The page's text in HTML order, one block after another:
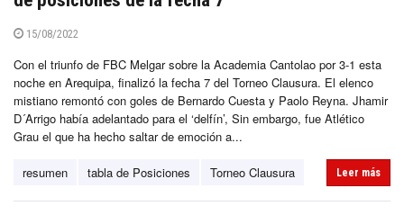
15/08/2022
Con el triunfo de FBC Melgar sobre la Academia Cantolao por 3-1 esta
noche en Arequipa, finalizó la fecha 7 del Torneo Clausura. El elenco
mistiano remontó con goles de Bernardo Cuesta y Paolo Reyna. Jhamir
D´Arrigo había adelantado para el ‘delfín’, Sin embargo, fue Atlético
Grau el que ha hecho saltar de emoción a...
resumen tabla de Posiciones Torneo Clausura Leer más